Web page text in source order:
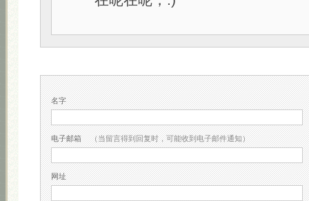
名字
电子邮箱 （当留言得到回复时，可能收到电子邮件通知）
网址